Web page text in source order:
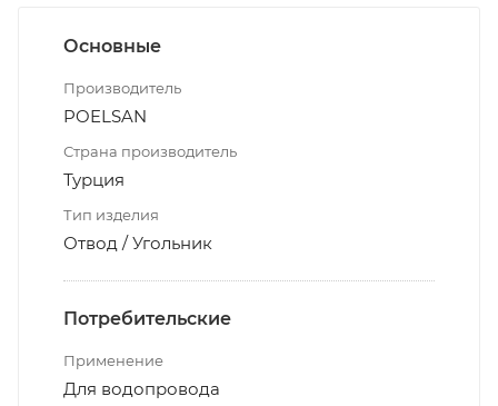
Основные
Производитель
POELSAN
Страна производитель
Турция
Тип изделия
Отвод / Угольник
Потребительские
Применение
Для водопровода